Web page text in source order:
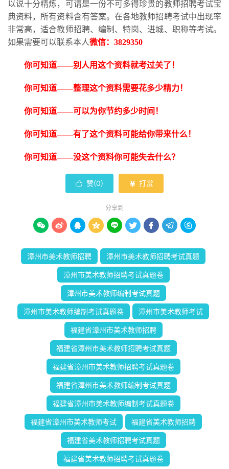
以说十分精炼，可谓是一份不可多得珍贵的教师招聘考试宝
典资料，所有资料含有答案。在各地教师招聘考试中出现率
非常高，适合教师招聘、编制、特岗、进城、职称等考试。
如果需要可以联系本人微信： 3829350
你可知道——别人用这个资料就考过关了！
你可知道——整理这个资料需要花多少精力！
你可知道——可以为你节约多少时间！
你可知道——有了这个资料可能给你带来什么！
你可知道——没这个资料你可能失去什么？
 赞(0)  打赏
分享到
        
漳州市美术教师招聘 漳州市美术教师招聘考试真题
漳州市美术教师招聘考试真题卷
漳州市美术教师编制考试真题
漳州市美术教师编制考试真题卷 漳州市美术教师考试
福建省漳州市美术教师招聘
福建省漳州市美术教师招聘考试真题
福建省漳州市美术教师招聘考试真题卷
福建省漳州市美术教师编制考试真题
福建省漳州市美术教师编制考试真题卷
福建省漳州市美术教师考试 福建省美术教师招聘
福建省美术教师招聘考试真题
福建省美术教师招聘考试真题卷